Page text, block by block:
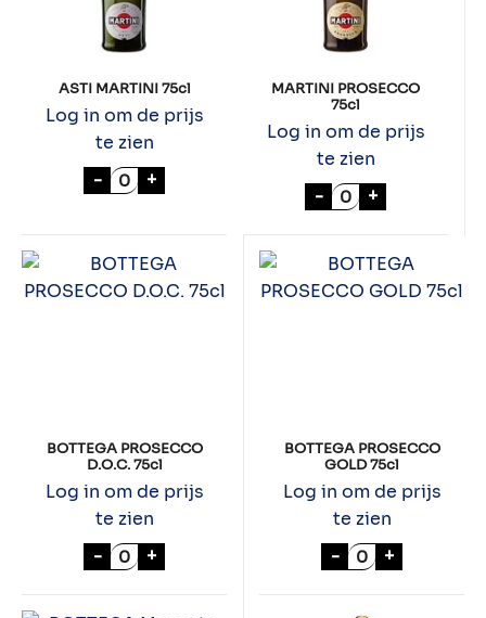
ASTI MARTINI 75cl
Log in om de prijs
te zien
- ASTI MARTINI 75cl aantal
+
MARTINI PROSECCO
75cl
Log in om de prijs
te zien
- MARTINI
+
BOTTEGA PROSECCO
D.O.C. 75cl
Log in om de prijs
te zien
- BOTTEGA PROSECCO D.O.C. 75cl aantal
+
BOTTEGA PROSECCO
GOLD 75cl
Log in om de prijs
te zien
- BOTTEGA
+